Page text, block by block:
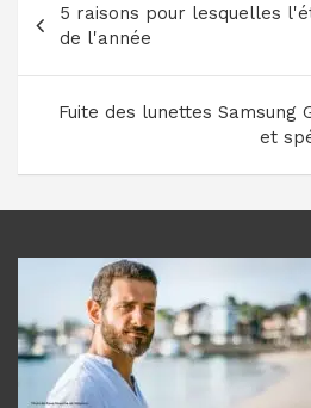
de
l’article
5 raisons pour lesquelles
de l'année
Fuite des lunettes Samsung
et